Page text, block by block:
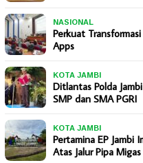
NASIONAL
Perkuat
Apps
KOTA JAMBI
Ditlantas Polda
SMP dan SMA PGRI
KOTA JAMBI
Pertamina EP Jambi
Atas Jalur Pipa Migas